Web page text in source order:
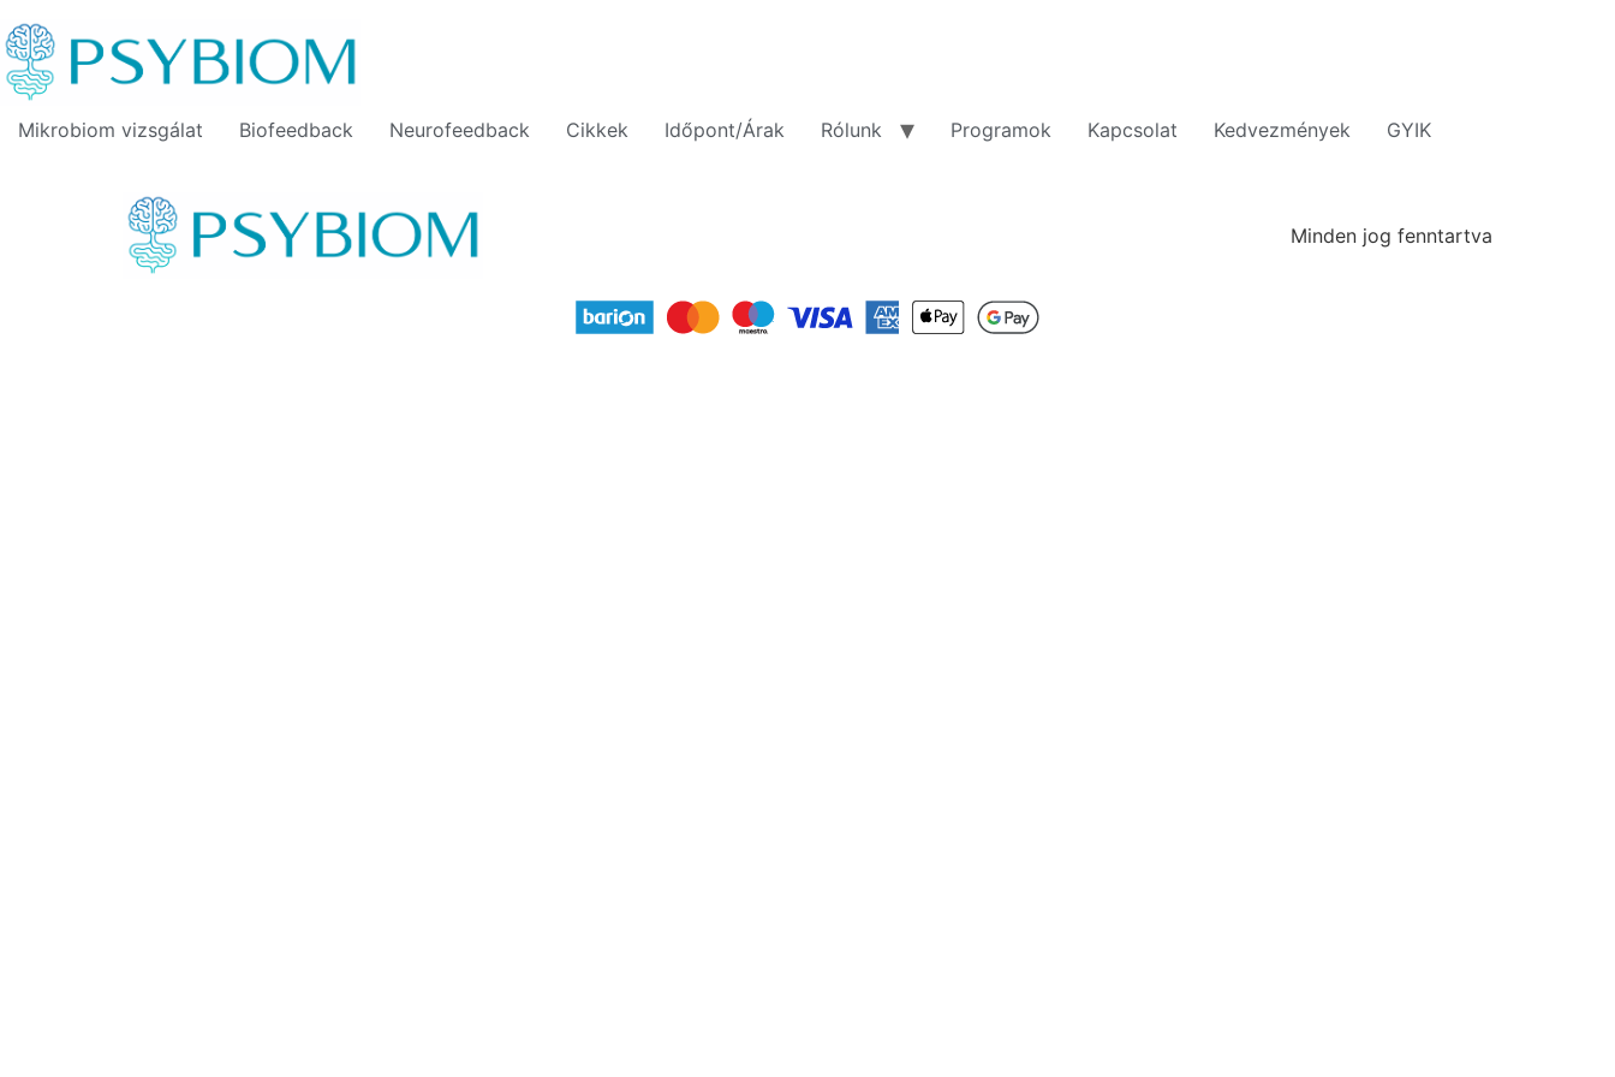
Mikrobiom vizsgálat Biofeedback Neurofeedback Cikkek Időpont/Árak Rólunk Programok Kapcsolat Kedvezmények GYIK
Minden jog fenntartva